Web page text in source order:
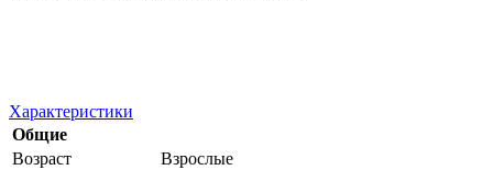
Характеристики
Общие
Возраст
Взрослые